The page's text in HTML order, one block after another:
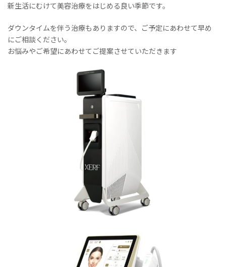
新生活にむけて美容治療をはじめる良い季節です。
ダウンタイムを伴う治療もありますので、ご予定にあわせて早め
にご相談ください。
お悩みやご希望にあわせてご提案させていただきます